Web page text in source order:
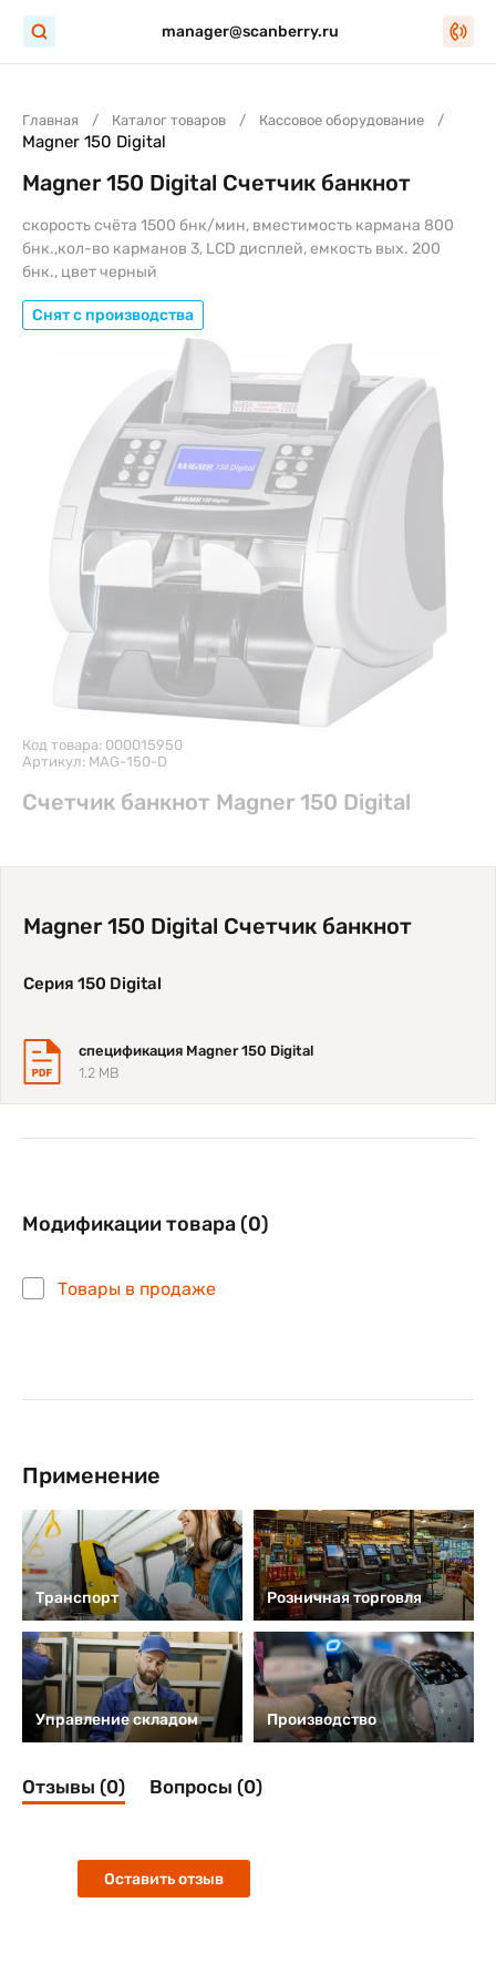
manager@scanberry.ru
Главная Каталог товаров Кассовое оборудование
Magner 150 Digital
Magner 150 Digital Счетчик банкнот
скорость счёта 1500 бнк/мин, вместимость кармана 800
бнк.,кол-во карманов 3, LCD дисплей, емкость вых. 200
бнк., цвет черный
Снят с производства
Код товара: 000015950
Артикул: MAG-150-D
Счетчик банкнот Magner 150 Digital
Magner 150 Digital Счетчик банкнот
Серия 150 Digital
спецификация Magner 150 Digital
1.2 MB
Модификации товара (0)
Товары в продаже
Применение
Транспорт Розничная торговля
Управление складом Производство
Отзывы (0) Вопросы (0)
Оставить отзыв